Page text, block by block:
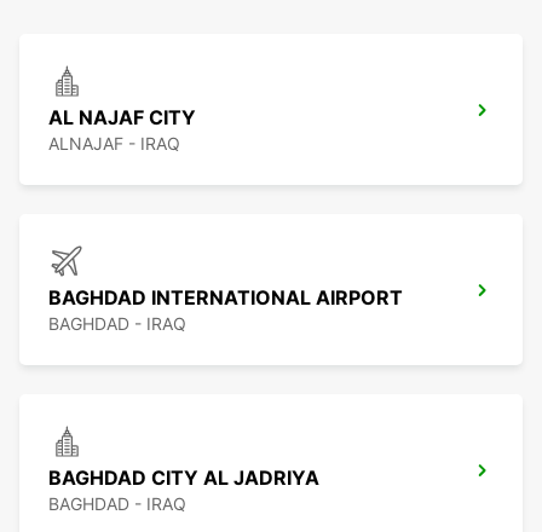
AL NAJAF CITY
ALNAJAF - IRAQ
BAGHDAD INTERNATIONAL AIRPORT
BAGHDAD - IRAQ
BAGHDAD CITY AL JADRIYA
BAGHDAD - IRAQ